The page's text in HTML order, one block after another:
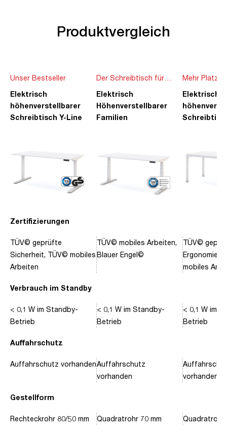
Produktvergleich
Zertifizierungen
Verbrauch im Standby
Auffahrschutz
Gestellform
Unser Bestseller
Elektrisch
höhenverstellbarer
Schreibtisch Y-Line
TÜV© geprüfte
Sicherheit, TÜV© mobiles
Arbeiten
< 0,1 W im Standby-
Betrieb
Auffahrschutz vorhanden
Rechteckrohr 80/50 mm
Der Schreibtisch für
die ganze Familie
Elektrisch
Höhenverstellbarer
Familien
TÜV© mobiles Arbeiten,
Blauer Engel©
< 0,1 W im Standby-
Betrieb
Auffahrschutz
vorhanden
Quadratrohr 70 mm
Mehr Platz
Ideen
Elektrisch
TÜV©
Ergonomie,
mobiles
< 0,1 W im
Betrieb
vorhanden
Quadratrohr